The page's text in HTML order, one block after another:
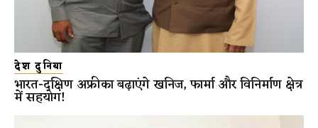
देश दुनिया
भारत-दक्षिण अफ्रीका बढ़ाएंगे खनिज, फार्मा और विनिर्माण क्षेत्र
में सहयोग!